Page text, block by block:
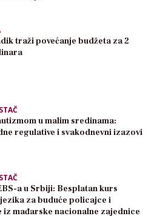
traži povećanje budžeta za 2
u malim sredinama:
regulative i svakodnevni izazovi
a u Srbiji: Besplatan kurs
za buduće policajce i
mađarske nacionalne zajednice